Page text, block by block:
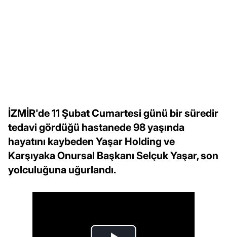
İZMİR'de 11 Şubat Cumartesi günü bir süredir
tedavi gördüğü hastanede 98 yaşında
hayatını kaybeden Yaşar Holding ve
Karşıyaka Onursal Başkanı Selçuk Yaşar, son
yolculuğuna uğurlandı.